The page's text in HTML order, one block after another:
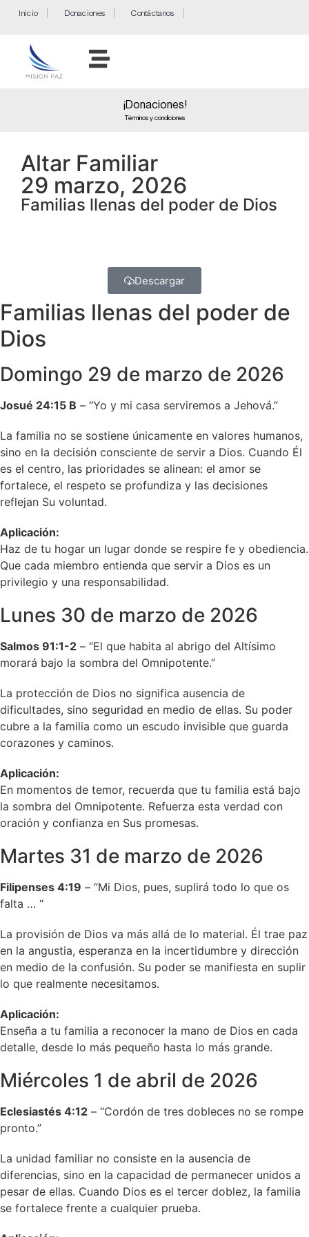
Inicio Donaciones Contáctanos
¡Donaciones!
Términos y condiciones
Altar Familiar
29 marzo, 2026
Familias llenas del poder de Dios
Descargar
Familias llenas del poder de
Dios
Domingo 29 de marzo de 2026
Josué 24:15 B – “Yo y mi casa serviremos a Jehová.”
La familia no se sostiene únicamente en valores humanos,
sino en la decisión consciente de servir a Dios. Cuando Él
es el centro, las prioridades se alinean: el amor se
fortalece, el respeto se profundiza y las decisiones
reflejan Su voluntad.
Aplicación:
Haz de tu hogar un lugar donde se respire fe y obediencia.
Que cada miembro entienda que servir a Dios es un
privilegio y una responsabilidad.
Lunes 30 de marzo de 2026
Salmos 91:1-2 – “El que habita al abrigo del Altísimo
morará bajo la sombra del Omnipotente.”
La protección de Dios no significa ausencia de
dificultades, sino seguridad en medio de ellas. Su poder
cubre a la familia como un escudo invisible que guarda
corazones y caminos.
Aplicación:
En momentos de temor, recuerda que tu familia está bajo
la sombra del Omnipotente. Refuerza esta verdad con
oración y confianza en Sus promesas.
Martes 31 de marzo de 2026
Filipenses 4:19 – “Mi Dios, pues, suplirá todo lo que os
falta … “
La provisión de Dios va más allá de lo material. Él trae paz
en la angustia, esperanza en la incertidumbre y dirección
en medio de la confusión. Su poder se manifiesta en suplir
lo que realmente necesitamos.
Aplicación:
Enseña a tu familia a reconocer la mano de Dios en cada
detalle, desde lo más pequeño hasta lo más grande.
Miércoles 1 de abril de 2026
Eclesiastés 4:12 – “Cordón de tres dobleces no se rompe
pronto.”
La unidad familiar no consiste en la ausencia de
diferencias, sino en la capacidad de permanecer unidos a
pesar de ellas. Cuando Dios es el tercer doblez, la familia
se fortalece frente a cualquier prueba.